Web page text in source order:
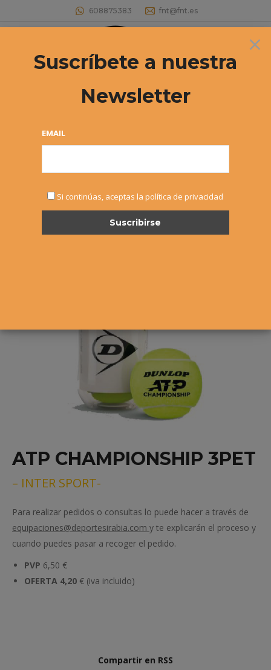
608875383 fnt@fnt.es
Buscar:
ATP CHAMPIONSHIP 3PET
– INTER SPORT-
Para realizar pedidos o consultas lo puede hacer a través de
equipaciones@deportesirabia.com y te explicarán el proceso y
cuando puedes pasar a recoger el pedido.
PVP 6,50 €
OFERTA 4,20 € (iva incluido)
Compartir en RSS
×
Suscríbete a nuestra
Newsletter
EMAIL
Si continúas, aceptas la política de privacidad